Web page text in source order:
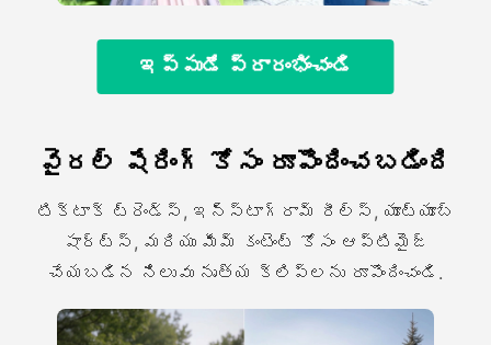
ఇప్పుడే ప్రారంభించండి
వైరల్ షేరింగ్ కోసం రూపొందించబడింది
టిక్టాక్ ట్రెండ్స్, ఇన్స్టాగ్రామ్ రీల్స్, యూట్యూబ్
షార్ట్స్, మరియు మీమ్ కంటెంట్ కోసం ఆప్టిమైజ్
చేయబడిన నిలువు నృత్య క్లిప్లను రూపొందించండి.